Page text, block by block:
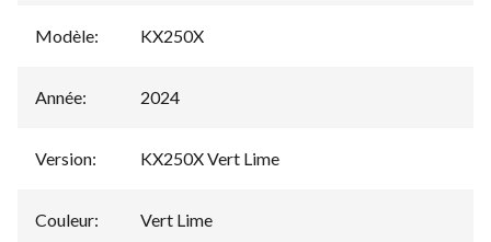
Modèle: KX250X
Année: 2024
Version: KX250X Vert Lime
Couleur: Vert Lime